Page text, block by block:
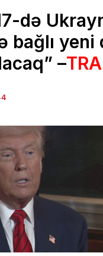
də
bağlı yeni
–